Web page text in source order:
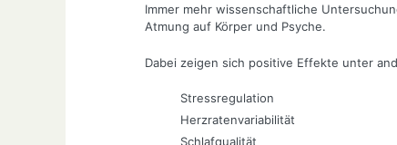
Immer mehr wissenschaftliche
Atmung auf Körper und Psyche.
Dabei zeigen sich positive Effekte unter
Stressregulation
Herzratenvariabilität
Schlafqualität